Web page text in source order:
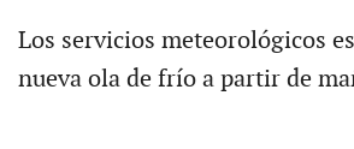
Los servicios meteorológicos
nueva ola de frío a partir de